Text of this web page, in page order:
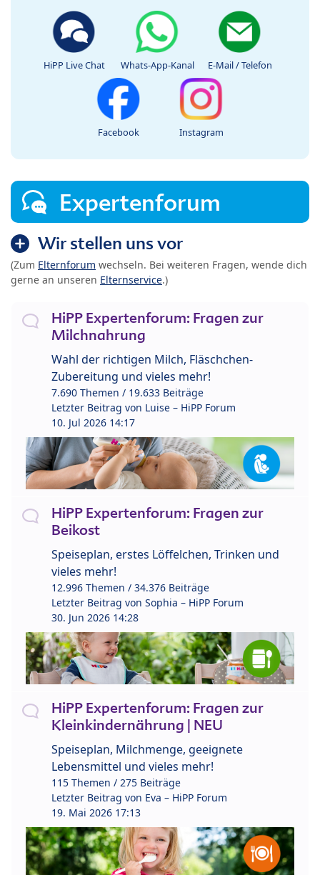
HiPP Live Chat Whats-App-Kanal E-Mail / Telefon
Facebook Instagram
Expertenforum
Wir stellen uns vor
(Zum Elternforum wechseln. Bei weiteren Fragen, wende dich
gerne an unseren Elternservice.)
HiPP Expertenforum: Fragen zur
Milchnahrung
Wahl der richtigen Milch, Fläschchen-
Zubereitung und vieles mehr!
7.690 Themen / 19.633 Beiträge
Letzter Beitrag von Luise – HiPP Forum
10. Jul 2026 14:17
HiPP Expertenforum: Fragen zur
Beikost
Speiseplan, erstes Löffelchen, Trinken und
vieles mehr!
12.996 Themen / 34.376 Beiträge
Letzter Beitrag von Sophia – HiPP Forum
30. Jun 2026 14:28
HiPP Expertenforum: Fragen zur
Kleinkindernährung | NEU
Speiseplan, Milchmenge, geeignete
Lebensmittel und vieles mehr!
115 Themen / 275 Beiträge
Letzter Beitrag von Eva – HiPP Forum
19. Mai 2026 17:13